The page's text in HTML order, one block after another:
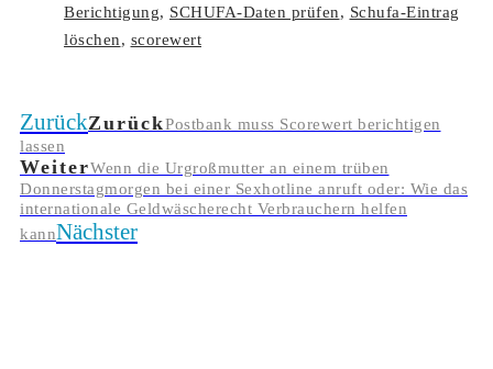
Berichtigung, SCHUFA-Daten prüfen, Schufa-Eintrag
löschen, scorewert
ZurückZurückPostbank muss Scorewert berichtigen
lassen
WeiterWenn die Urgroßmutter an einem trüben
Donnerstagmorgen bei einer Sexhotline anruft oder: Wie das
internationale Geldwäscherecht Verbrauchern helfen
kannNächster